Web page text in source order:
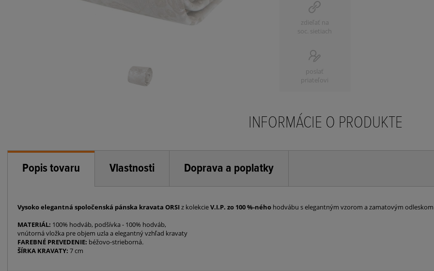
zdieľať na
soc. sietiach
poslať
priateľovi
INFORMÁCIE O PRODUKTE
Popis tovaru Vlastnosti Doprava a poplatky
Vysoko elegantná spoločenská pánska kravata ORSI z kolekcieV.I.P. zo 100 %-ného hodvábu s elegantným vzorom a zamatovým
MATERIÁL: 100% hodváb, podšívka - 100% hodváb,
vnútorná vložka pre objem uzla a elegantný vzhľad kravaty
FAREBNÉ PREVEDENIE: béžovo-strieborná.
ŠÍRKA KRAVATY: 7 cm